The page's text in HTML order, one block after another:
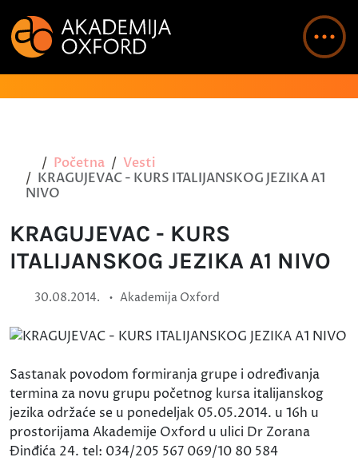
Početna
Vesti
KRAGUJEVAC - KURS ITALIJANSKOG JEZIKA A1
NIVO
KRAGUJEVAC - KURS
ITALIJANSKOG JEZIKA A1 NIVO
30.08.2014. • Akademija Oxford
Sastanak povodom formiranja grupe i određivanja
termina za novu grupu početnog kursa italijanskog
jezika održaće se u ponedeljak 05.05.2014. u 16h u
prostorijama Akademije Oxford u ulici Dr Zorana
Đinđića 24. tel: 034/205 567 069/10 80 584